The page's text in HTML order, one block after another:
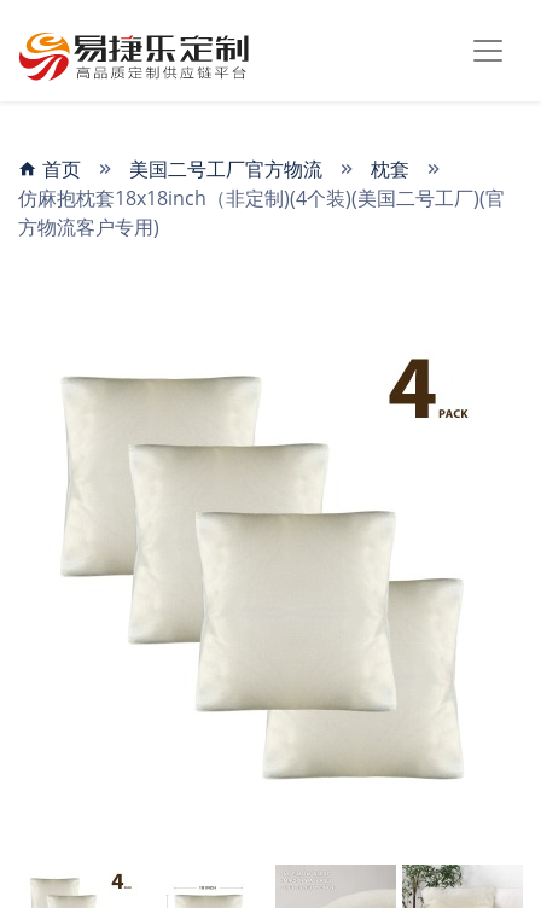
首页 美国二号工厂官方物流
枕套
仿麻抱枕套18x18inch（非定制)(4个装)(美国二号工厂)(官
方物流客户专用)